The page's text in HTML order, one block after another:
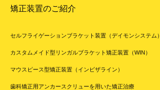
矯正装置のご紹介
セルフライゲーションブラケット装置（デイモンシステム）
カスタムメイド型リンガルブラケット矯正装置（WIN）
マウスピース型矯正装置（インビザライン）
歯科矯正用アンカースクリューを用いた矯正治療